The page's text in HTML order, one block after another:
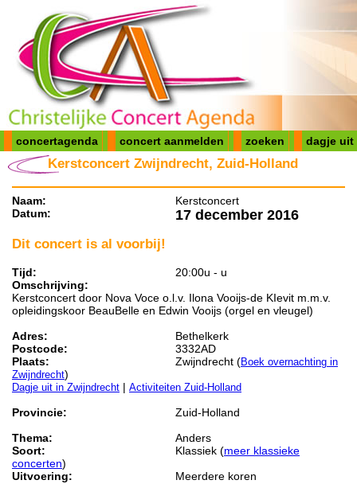
concertagenda concert aanmelden zoeken dagje uit
Kerstconcert Zwijndrecht, Zuid-Holland
Naam:
Kerstconcert
Datum:
17 december 2016
Dit concert is al voorbij!
Tijd:
20:00u - u
Omschrijving:
Kerstconcert door Nova Voce o.l.v. Ilona Vooijs-de KIevit m.m.v.
opleidingskoor BeauBelle en Edwin Vooijs (orgel en vleugel)
Adres:
Bethelkerk
Postcode:
3332AD
Plaats:
Zwijndrecht (Boek overnachting in
Zwijndrecht)
Dagje uit in Zwijndrecht | Activiteiten Zuid-Holland
Provincie:
Zuid-Holland
Thema:
Anders
Soort:
Klassiek (meer klassieke
concerten)
Uitvoering:
Meerdere koren